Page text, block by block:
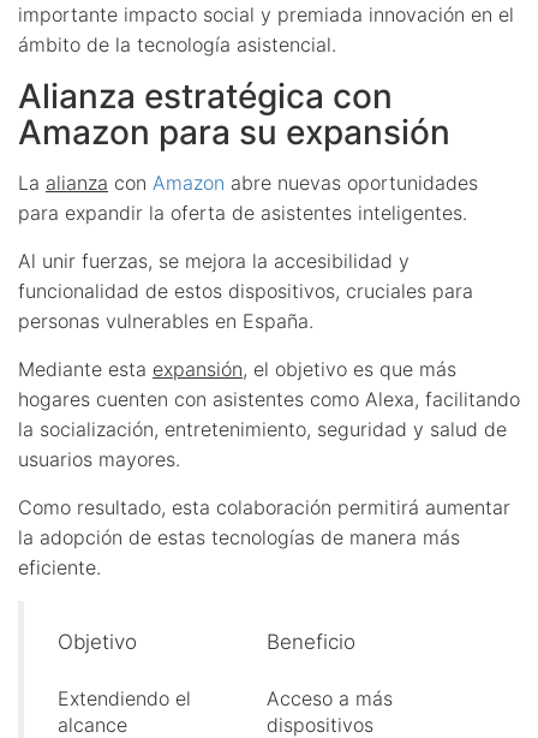
importante impacto social y premiada innovación en el
ámbito de la tecnología asistencial.
Alianza estratégica con
Amazon para su expansión
La alianza con Amazon abre nuevas oportunidades
para expandir la oferta de asistentes inteligentes.
Al unir fuerzas, se mejora la accesibilidad y
funcionalidad de estos dispositivos, cruciales para
personas vulnerables en España.
Mediante esta expansión, el objetivo es que más
hogares cuenten con asistentes como Alexa, facilitando
la socialización, entretenimiento, seguridad y salud de
usuarios mayores.
Como resultado, esta colaboración permitirá aumentar
la adopción de estas tecnologías de manera más
eficiente.
Objetivo Beneficio
Extendiendo el
alcance
Acceso a más
dispositivos